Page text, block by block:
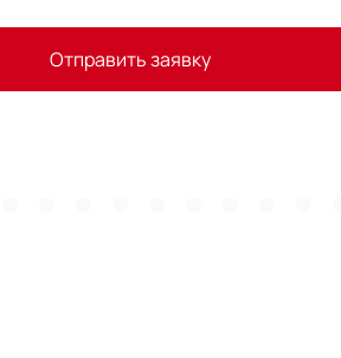
Отправить заявку